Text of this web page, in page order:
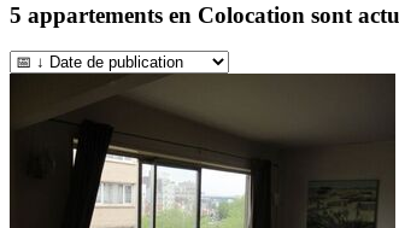
5 appartements en Colocation sont